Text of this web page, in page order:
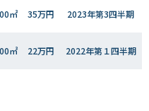
㎡ 35万円 2023年第3四半期
㎡ 22万円 2022年第１四半期